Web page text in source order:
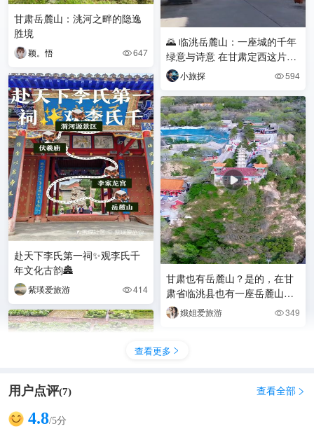
甘肃岳麓山：洮河之畔的隐逸
胜境
颖。悟 647
赴天下李氏第一祠✨观李氏千
年文化古韵🏯
紫瑛爱旅游 414
🌄 临洮岳麓山：一座城的千年
绿意与诗意 在甘肃定西这片黄
土地上，临洮县城如一颗明珠
般依偎在洮河畔。
小旅探 594
甘肃也有岳麓山？是的，在甘
肃省临洮县也有一座岳麓山，
山腰有一座起源于明代的超然
书院，书院有一座塔唤名
娥姐爱旅游 349
查看更多 
用户点评(7) 查看全部 
4.8/5分